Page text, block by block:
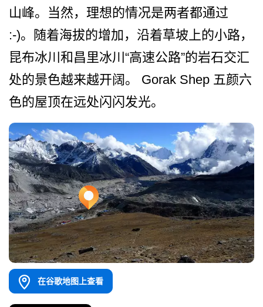
山­峰。当然，理想的情况是两者都通过
:-)。随着海拔的增加，沿着草­坡上的小路，
昆布冰川和昌里冰川“高速公路”的岩石­交汇
处的景色越来越开阔。 Gorak Shep 五颜六
色的屋顶在远处闪闪发光。
在谷歌地图上查看